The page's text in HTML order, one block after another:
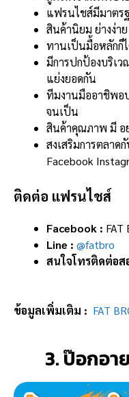
แฟรนไชส์มีมาตร
สินค้านิยม ย่างง่า
ทานเป็นมื้อหลักก็
มีการปกป้องบริเว
แย่งยอดกัน
ทีมงานมืออาชิพอบ
จนเป็น
สินค้าคุณภาพ มี อย
สงเสริมการตลาด
Facebook
ติดต่อ แฟรนไชส์
Facebook : FAT
Line : @fatbro
สนใจโทรติดต่อส
ข้อมูลเพิ่มเติม : FAT
3. ป๊อกอา